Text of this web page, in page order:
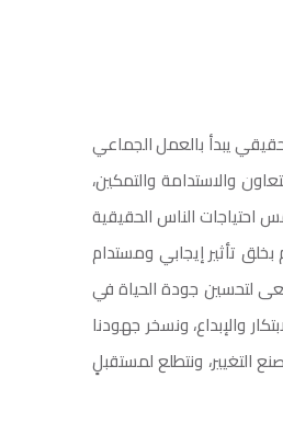
يبدأ بالعمل الجماعي
والاستدامة والتمكين،
احتياجات الناس الحقيقية
بخلق تأثير إيجابي ومستدام
لتحسين جودة الحياة في
والإبداع، ونسخر جهودنا
التغيير، ونتطلع لمستقبلٍ